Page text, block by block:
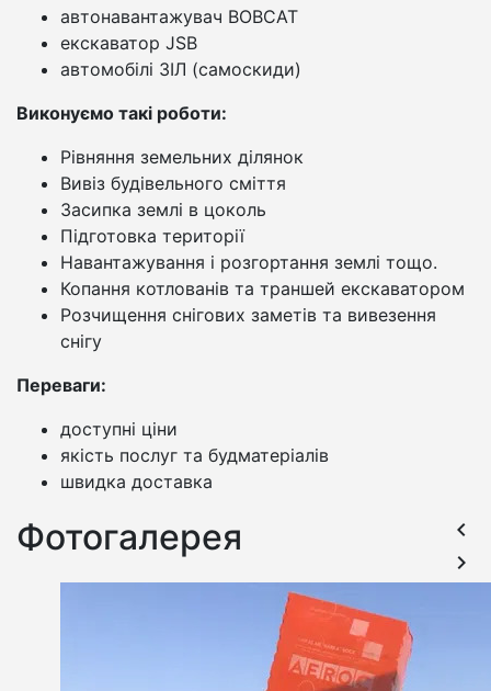
автонавантажувач BOBCAT
екскаватор JSB
автомобілі ЗІЛ (самоскиди)
Виконуємо такі роботи:
Рівняння земельних ділянок
Вивіз будівельного сміття
Засипка землі в цоколь
Підготовка території
Навантажування і розгортання землі тощо.
Копання котлованів та траншей екскаватором
Розчищення снігових заметів та вивезення
снігу
Переваги:
доступні ціни
якість послуг та будматеріалів
швидка доставка
Фотогалерея
keyboard_arrow_left
keyboard_arrow_right